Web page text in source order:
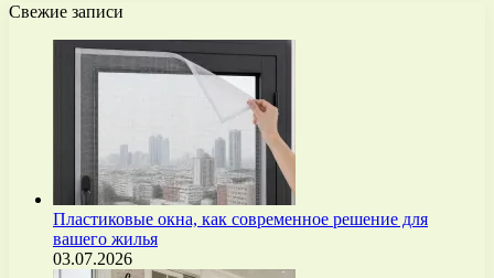
Свежие записи
Пластиковые окна, как современное решение для
вашего жилья
03.07.2026